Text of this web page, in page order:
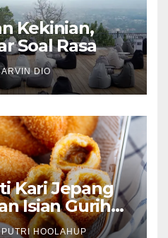
Kekinian,
Soal Rasa
ARVIN DIO
Kari Jepang
Isian Gurih
PUTRI HOOLAHUP